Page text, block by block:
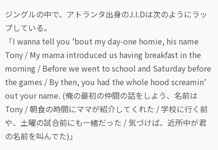
ジングルの中で、アトランタ出身のJ.I.Dは次のようにラッ
プしている。
「I wanna tell you ’bout my day-one homie, his name
Tony / My mama introduced us having breakfast in the
morning / Before we went to school and Saturday before
the games / By then, you had the whole hood screamin’
out your name. (俺の最初の仲間の話をしよう、名前は
Tony / 朝食の時間にママが紹介してくれた / 学校に行く前
や、土曜の試合前にも一緒だった / 気づけば、近所中が君
の名前を叫んでた)」